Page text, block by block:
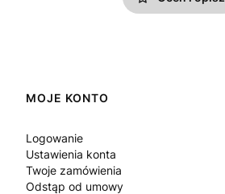
Linki w stopce
MOJE KONTO
Logowanie
Ustawienia konta
Twoje zamówienia
Odstąp od umowy